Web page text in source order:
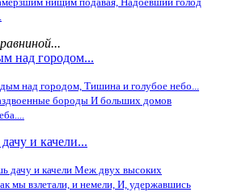
над городом...
над городом, Тишина и голубое небо...
бороды И больших домов
и качели...
дачу и качели Меж двух высоких
мы взлетали, и немели, И, удержавшись